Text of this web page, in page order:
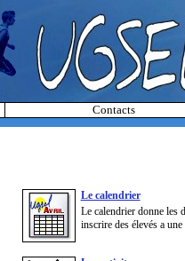
Contacts
Le calendrier
Le calendrier donne les
inscrire des élevés a